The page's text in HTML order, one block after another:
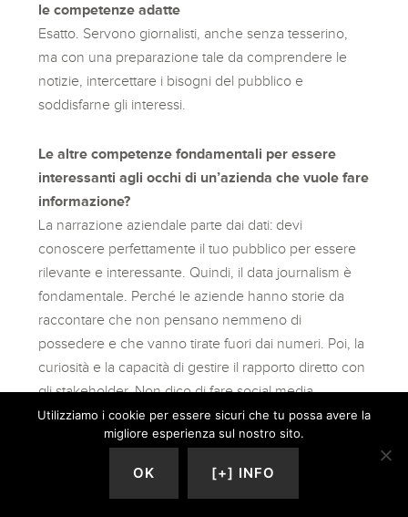
le competenze adatte
Esatto. Servono giornalisti, anche senza tesserino,
ma con una preparazione tale da comprendere le
notizie, intercettare i bisogni del pubblico e
soddisfarne gli interessi.
Le altre competenze fondamentali per essere
interessanti agli occhi di un’azienda che vuole fare
informazione?
La narrazione aziendale parte dai dati: devi
conoscere perfettamente il tuo pubblico per essere
rilevante e interessante. Quindi, il data journalism è
fondamentale. Perché le aziende hanno storie da
raccontare che non pensano nemmeno di
possedere e che vanno tirate fuori dai numeri. Poi, la
curiosità e la capacità di gestire il rapporto diretto con
gli stakeholder. Non dico di fare social media
management, ma di pensare che tutto ciò che
produci diventerà oggetto di conversazione. E che
Utilizziamo i cookie per essere sicuri che tu possa avere la
migliore esperienza sul nostro sito.
OK [+] INFO